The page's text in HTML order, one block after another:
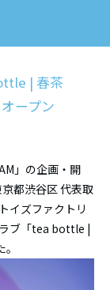
| 春茶
ープン
」の企画・開
都渋谷区 代表取
イズファクトリ
ブ「tea bottle |